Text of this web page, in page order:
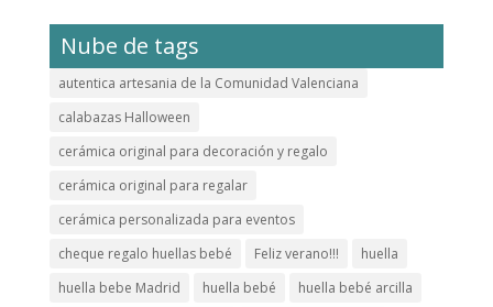
Nube de tags
autentica artesania de la Comunidad Valenciana
calabazas Halloween
cerámica original para decoración y regalo
cerámica original para regalar
cerámica personalizada para eventos
cheque regalo huellas bebé
Feliz verano!!!
huella
huella bebe Madrid
huella bebé
huella bebé arcilla